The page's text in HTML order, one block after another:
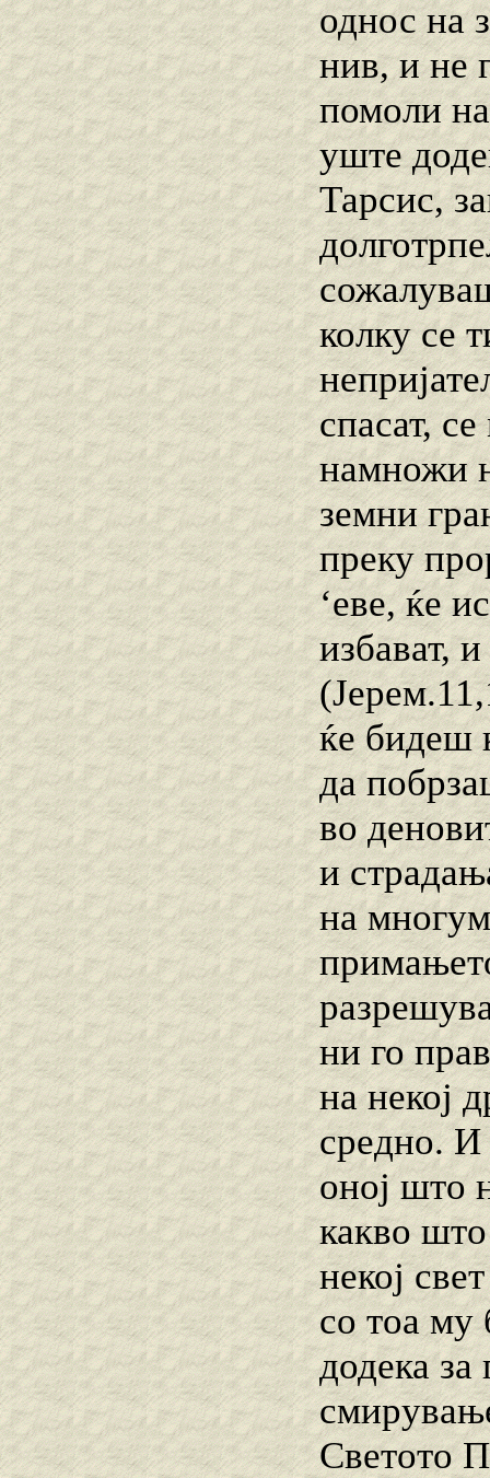
однос на
нив, и не
помоли
уште
Тарсис,
колку се
спасат,
намножи
земни
преку
‘еве, ќе
избават,
ќе бидеш
да
во
и
на
ни го
на некој
средно. И
оној што
какво
некој
со тоа му
додека за
Светото